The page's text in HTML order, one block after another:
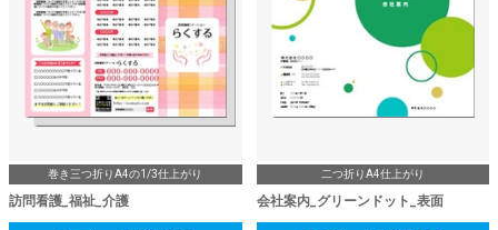
巻き三つ折りA4の1/3仕上がり
訪問看護_福祉_介護
二つ折りA4仕上がり
会社案内_グリーンドット_表面